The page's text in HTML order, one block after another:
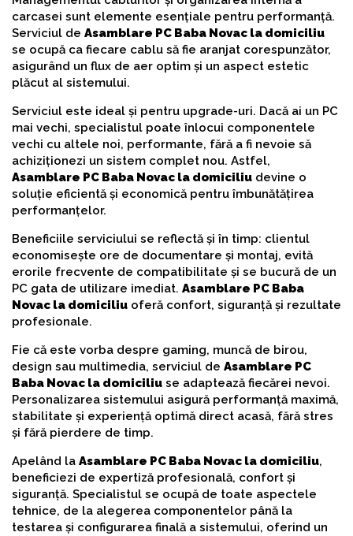
carcasei sunt elemente esențiale pentru performanță.
Serviciul de Asamblare PC Baba Novac la domiciliu
se ocupă ca fiecare cablu să fie aranjat corespunzător,
asigurând un flux de aer optim și un aspect estetic
plăcut al sistemului.
Serviciul este ideal și pentru upgrade-uri. Dacă ai un PC
mai vechi, specialistul poate înlocui componentele
vechi cu altele noi, performante, fără a fi nevoie să
achiziționezi un sistem complet nou. Astfel,
Asamblare PC Baba Novac la domiciliu devine o
soluție eficientă și economică pentru îmbunătățirea
performanțelor.
Beneficiile serviciului se reflectă și în timp: clientul
economisește ore de documentare și montaj, evită
erorile frecvente de compatibilitate și se bucură de un
PC gata de utilizare imediat. Asamblare PC Baba
Novac la domiciliu oferă confort, siguranță și rezultate
profesionale.
Fie că este vorba despre gaming, muncă de birou,
design sau multimedia, serviciul de Asamblare PC
Baba Novac la domiciliu se adaptează fiecărei nevoi.
Personalizarea sistemului asigură performanță maximă,
stabilitate și experiență optimă direct acasă, fără stres
și fără pierdere de timp.
Apelând la Asamblare PC Baba Novac la domiciliu,
beneficiezi de expertiză profesională, confort și
siguranță. Specialistul se ocupă de toate aspectele
tehnice, de la alegerea componentelor până la
testarea și configurarea finală a sistemului, oferind un